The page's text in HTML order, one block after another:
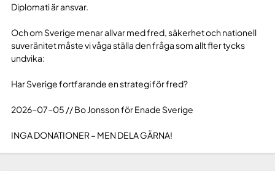
Diplomati är ansvar.
Och om Sverige menar allvar med fred, säkerhet och nationell
suveränitet måste vi våga ställa den fråga som allt fler tycks
undvika:
Har Sverige fortfarande en strategi för fred?
2026-07-05 // Bo Jonsson för Enade Sverige
INGA DONATIONER – MEN DELA GÄRNA!